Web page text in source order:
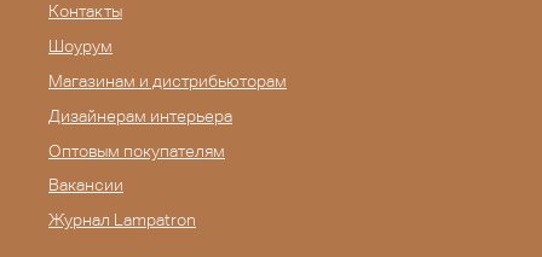
Контакты
Шоурум
Магазинам и дистрибьюторам
Дизайнерам интерьера
Оптовым покупателям
Вакансии
Журнал Lampatron